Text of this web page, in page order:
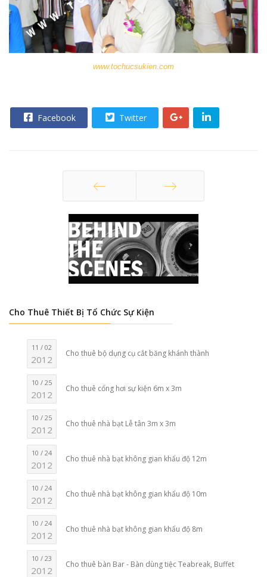
www.tochucsukien.com
Facebook Twitter
Trang trước Trang sau
Cho Thuê Thiết Bị Tổ Chức Sự Kiện
11 / 02
2012 Cho thuê bộ dụng cụ cắt băng khánh thành
10 / 25
2012 Cho thuê cổng hơi sự kiện 6m x 3m
10 / 25
2012 Cho thuê nhà bạt Lễ tân 3m x 3m
10 / 24
2012 Cho thuê nhà bạt không gian khẩu độ 12m
10 / 24
2012 Cho thuê nhà bạt không gian khẩu độ 10m
10 / 24
2012 Cho thuê nhà bạt không gian khẩu độ 8m
10 / 23
2012 Cho thuê bàn Bar - Bàn dùng tiệc Teabreak, Buffet